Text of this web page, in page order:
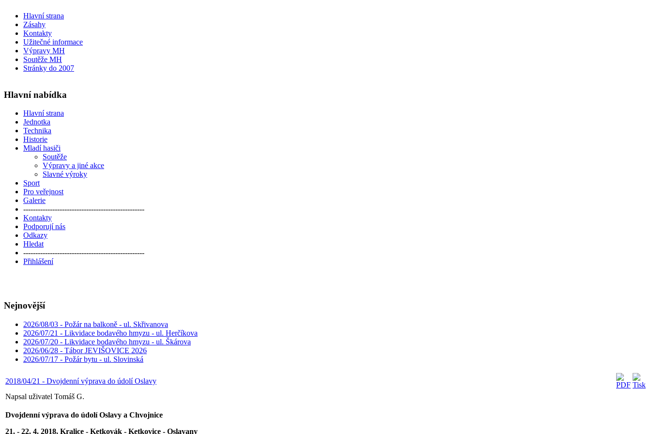
Hlavní strana
Zásahy
Kontakty
Užitečné informace
Výpravy MH
Soutěže MH
Stránky do 2007
Hlavní nabídka
Hlavní strana
Jednotka
Technika
Historie
Mladí hasiči
Soutěže
Výpravy a jiné akce
Slavné výroky
Sport
Pro veřejnost
Galerie
--------------------------------------------------
Kontakty
Podporují nás
Odkazy
Hledat
--------------------------------------------------
Přihlášení
Nejnovější
2026/08/03 - Požár na balkoně - ul. Skřivanova
2026/07/21 - Likvidace bodavého hmyzu - ul. Herčíkova
2026/07/20 - Likvidace bodavého hmyzu - ul. Škárova
2026/06/28 - Tábor JEVIŠOVICE 2026
2026/07/17 - Požár bytu - ul. Slovinská
2018/04/21 - Dvojdenní výprava do údolí Oslavy
Napsal uživatel Tomáš G.
Dvojdenní výprava do údolí Oslavy a Chvojnice
21. - 22. 4. 2018, Kralice - Ketkovák - Ketkovice - Oslavany